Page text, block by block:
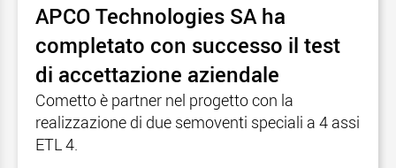
APCO Technologies SA ha
completato con successo il test
di accettazione aziendale
Cometto è partner nel progetto con la
realizzazione di due semoventi speciali a 4 assi
ETL 4.